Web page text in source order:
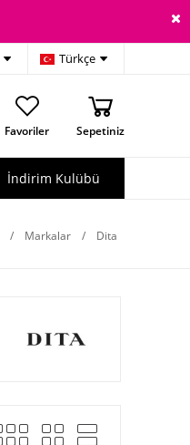
Türkçe
Favoriler Sepetiniz
İndirim Kulübü
/ Markalar / Dita